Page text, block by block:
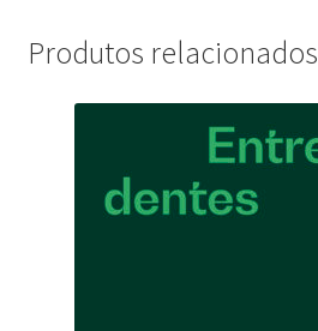
Produtos relacionados